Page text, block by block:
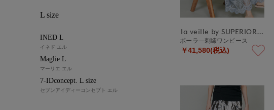
la veille by SUPERIOR CLOSET
ボーラ―刺繍ワンピース
￥41,580(税込)
L size
INED L
イネド エル
Maglie L
マーリエ エル
7-IDconcept. L size
セブンアイディーコンセプト エル